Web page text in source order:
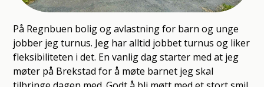
På Regnbuen bolig og avlastning for barn og unge
jobber jeg turnus. Jeg har alltid jobbet turnus og liker
fleksibiliteten i det. En vanlig dag starter med at jeg
møter på Brekstad for å møte barnet jeg skal